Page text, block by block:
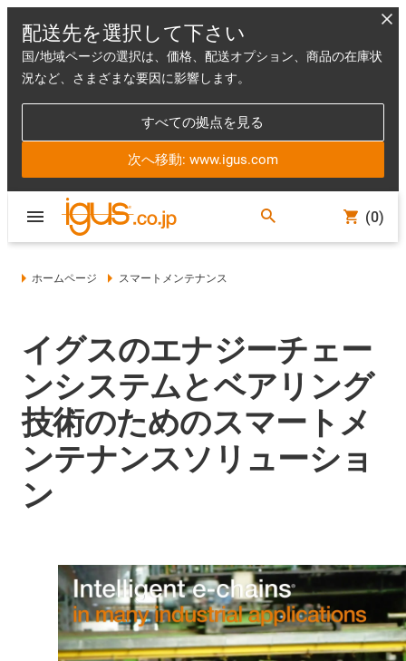
配送先を選択して下さい
国/地域ページの選択は、価格、配送オプション、商品の在庫状
況など、さまざまな要因に影響します。
すべての拠点を見る
次へ移動: www.igus.com
(0)
ホームページ スマートメンテナンス
イグスのエナジーチェー
ンシステムとベアリング
技術のためのスマートメ
ンテナンスソリューショ
ン